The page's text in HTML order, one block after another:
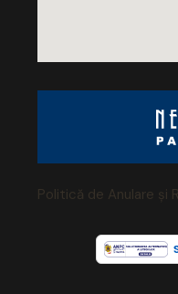
Politică de Anulare și